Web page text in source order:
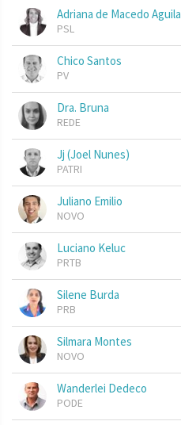
Adriana de Macedo Aguila
PSL
Chico Santos
PV
Dra. Bruna
REDE
Jj (Joel Nunes)
PATRI
Juliano Emilio
NOVO
Luciano Keluc
PRTB
Silene Burda
PRB
Silmara Montes
NOVO
Wanderlei Dedeco
PODE